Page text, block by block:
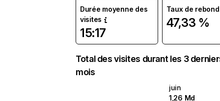
Durée moyenne des
visites
15:17
Taux de rebond
47,33 %
Total des visites durant les 3
mois
juin
1,26 Md